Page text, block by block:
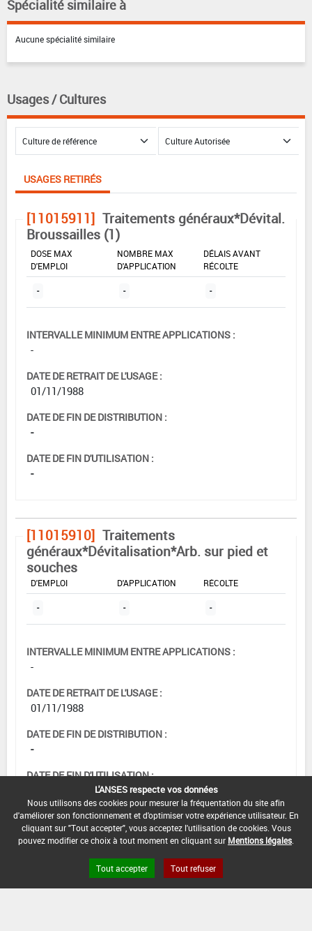
Spécialité similaire à
Aucune spécialité similaire
Usages / Cultures
USAGES RETIRÉS
[11015911] Traitements généraux*Dévital.
Broussailles (1)
DOSE MAX
D'EMPLOI
NOMBRE MAX
D'APPLICATION
DÉLAIS AVANT
RÉCOLTE
- - -
INTERVALLE MINIMUM ENTRE APPLICATIONS :
-
DATE DE RETRAIT DE L'USAGE :
01/11/1988
DATE DE FIN DE DISTRIBUTION :
-
DATE DE FIN D'UTILISATION :
-
[11015910] Traitements
généraux*Dévitalisation*Arb. sur pied et
souches
DOSE MAX
D'EMPLOI
D'APPLICATION
RÉCOLTE
- - -
INTERVALLE MINIMUM ENTRE APPLICATIONS :
-
DATE DE RETRAIT DE L'USAGE :
01/11/1988
DATE DE FIN DE DISTRIBUTION :
-
DATE DE FIN D'UTILISATION :
L'ANSES respecte vos données
Nous utilisons des cookies pour mesurer la fréquentation du site afin
d'améliorer son fonctionnement et d'optimiser votre expérience utilisateur. En
cliquant sur "Tout accepter", vous acceptez l'utilisation de cookies. Vous
pouvez modifier ce choix à tout moment en cliquant sur Mentions légales
Tout accepter Tout refuser